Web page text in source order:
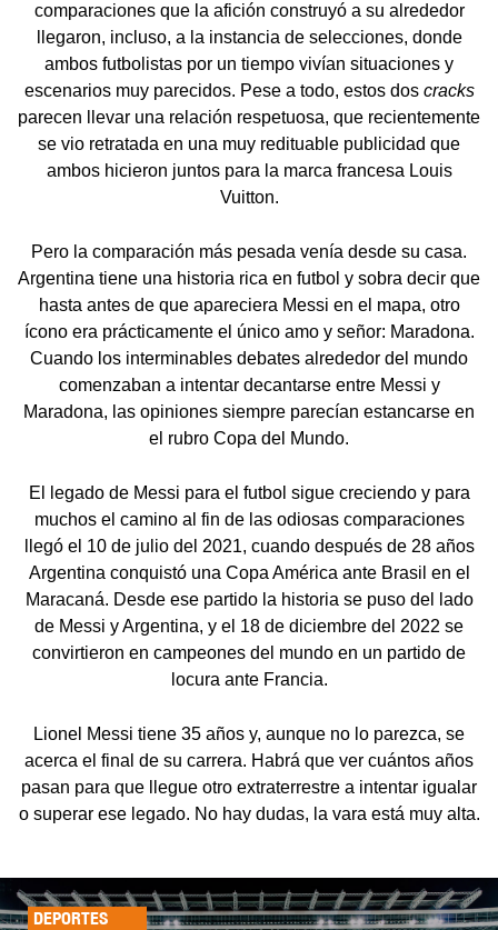
comparaciones que la afición construyó a su alrededor
llegaron, incluso, a la instancia de selecciones, donde
ambos futbolistas por un tiempo vivían situaciones y
escenarios muy parecidos. Pese a todo, estos dos cracks
parecen llevar una relación respetuosa, que recientemente
se vio retratada en una muy redituable publicidad que
ambos hicieron juntos para la marca francesa Louis
Vuitton.
Pero la comparación más pesada venía desde su casa.
Argentina tiene una historia rica en futbol y sobra decir que
hasta antes de que apareciera Messi en el mapa, otro
ícono era prácticamente el único amo y señor: Maradona.
Cuando los interminables debates alrededor del mundo
comenzaban a intentar decantarse entre Messi y
Maradona, las opiniones siempre parecían estancarse en
el rubro Copa del Mundo.
El legado de Messi para el futbol sigue creciendo y para
muchos el camino al fin de las odiosas comparaciones
llegó el 10 de julio del 2021, cuando después de 28 años
Argentina conquistó una Copa América ante Brasil en el
Maracaná. Desde ese partido la historia se puso del lado
de Messi y Argentina, y el 18 de diciembre del 2022 se
convirtieron en campeones del mundo en un partido de
locura ante Francia.
Lionel Messi tiene 35 años y, aunque no lo parezca, se
acerca el final de su carrera. Habrá que ver cuántos años
pasan para que llegue otro extraterrestre a intentar igualar
o superar ese legado. No hay dudas, la vara está muy alta.
DEPORTES